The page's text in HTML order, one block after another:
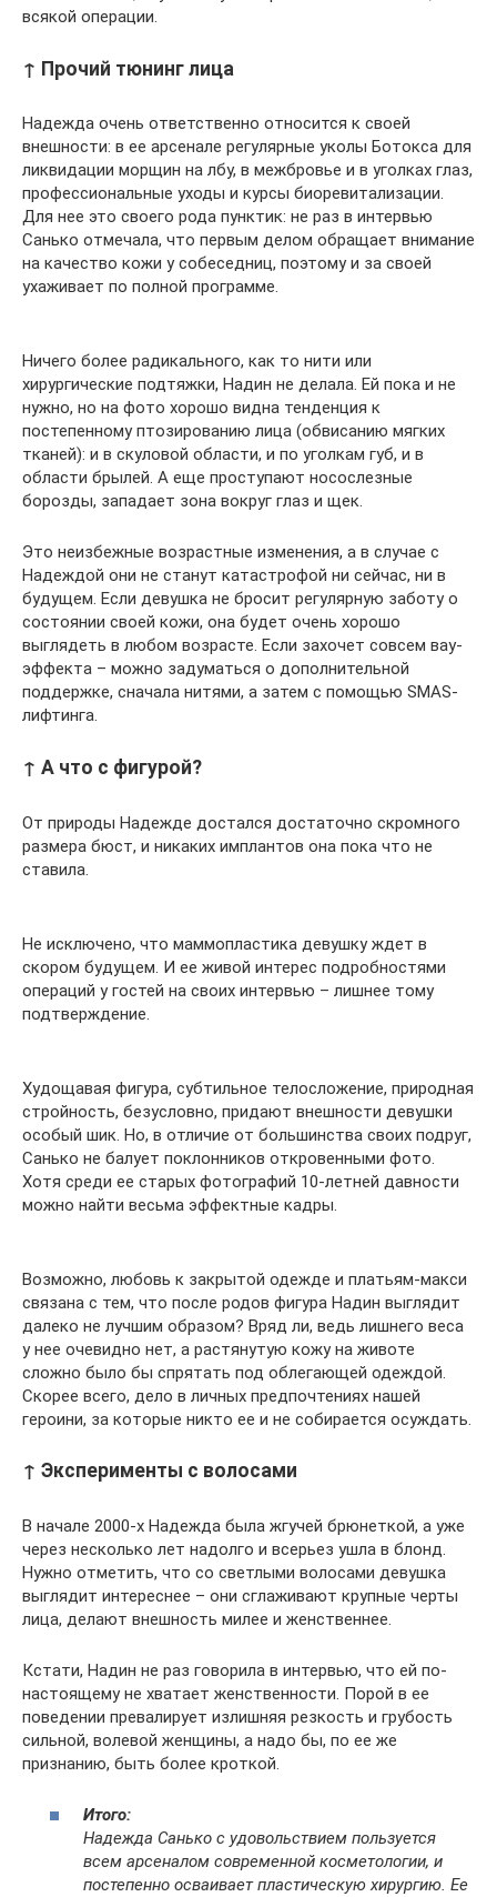
всякой операции.
↑ Прочий тюнинг лица
Надежда очень ответственно относится к своей
внешности: в ее арсенале регулярные уколы Ботокса для
ликвидации морщин на лбу, в межбровье и в уголках глаз,
профессиональные уходы и курсы биоревитализации.
Для нее это своего рода пунктик: не раз в интервью
Санько отмечала, что первым делом обращает внимание
на качество кожи у собеседниц, поэтому и за своей
ухаживает по полной программе.
Ничего более радикального, как то нити или
хирургические подтяжки, Надин не делала. Ей пока и не
нужно, но на фото хорошо видна тенденция к
постепенному птозированию лица (обвисанию мягких
тканей): и в скуловой области, и по уголкам губ, и в
области брылей. А еще проступают носослезные
борозды, западает зона вокруг глаз и щек.
Это неизбежные возрастные изменения, а в случае с
Надеждой они не станут катастрофой ни сейчас, ни в
будущем. Если девушка не бросит регулярную заботу о
состоянии своей кожи, она будет очень хорошо
выглядеть в любом возрасте. Если захочет совсем вау-
эффекта – можно задуматься о дополнительной
поддержке, сначала нитями, а затем с помощью SMAS-
лифтинга.
↑ А что с фигурой?
От природы Надежде достался достаточно скромного
размера бюст, и никаких имплантов она пока что не
ставила.
Не исключено, что маммопластика девушку ждет в
скором будущем. И ее живой интерес подробностями
операций у гостей на своих интервью – лишнее тому
подтверждение.
Худощавая фигура, субтильное телосложение, природная
стройность, безусловно, придают внешности девушки
особый шик. Но, в отличие от большинства своих подруг,
Санько не балует поклонников откровенными фото.
Хотя среди ее старых фотографий 10-летней давности
можно найти весьма эффектные кадры.
Возможно, любовь к закрытой одежде и платьям-макси
связана с тем, что после родов фигура Надин выглядит
далеко не лучшим образом? Вряд ли, ведь лишнего веса
у нее очевидно нет, а растянутую кожу на животе
сложно было бы спрятать под облегающей одеждой.
Скорее всего, дело в личных предпочтениях нашей
героини, за которые никто ее и не собирается осуждать.
↑ Эксперименты с волосами
В начале 2000-х Надежда была жгучей брюнеткой, а уже
через несколько лет надолго и всерьез ушла в блонд.
Нужно отметить, что со светлыми волосами девушка
выглядит интереснее – они сглаживают крупные черты
лица, делают внешность милее и женственнее.
Кстати, Надин не раз говорила в интервью, что ей по-
настоящему не хватает женственности. Порой в ее
поведении превалирует излишняя резкость и грубость
сильной, волевой женщины, а надо бы, по ее же
признанию, быть более кроткой.
Итого:
Надежда Санько с удовольствием пользуется
всем арсеналом современной косметологии, и
постепенно осваивает пластическую хирургию. Ее